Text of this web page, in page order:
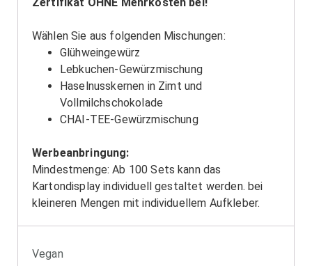
Wählen Sie aus folgenden Mischungen:
Glühweingewürz
Lebkuchen-Gewürzmischung
Haselnusskernen in Zimt und
Vollmilchschokolade
CHAI-TEE-Gewürzmischung
Werbeanbringung:
Mindestmenge: Ab 100 Sets kann das
Kartondisplay individuell gestaltet werden. bei
kleineren Mengen mit individuellem Aufkleber.
Vegan